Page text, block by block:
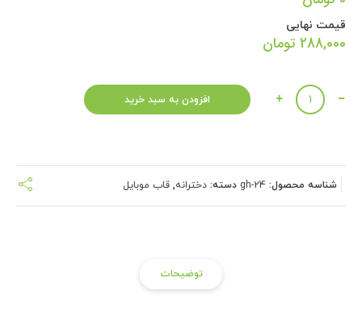
قیمت نهایی
288,000 تومان
تعداد افزودن به سبد خرید
شناسه محصول: gh-24 دسته: دخترانه, قاب موبایل
توضیحات